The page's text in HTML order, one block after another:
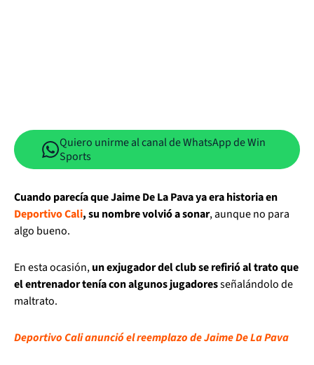
Quiero unirme al canal de WhatsApp de Win
Sports
Cuando parecía que Jaime De La Pava ya era historia en
Deportivo Cali, su nombre volvió a sonar, aunque no para
algo bueno.
En esta ocasión,un exjugador del club se refirió al trato que
el entrenador tenía con algunos jugadoresseñalándolo de
maltrato.
Deportivo Cali anunció el reemplazo de Jaime De La Pava